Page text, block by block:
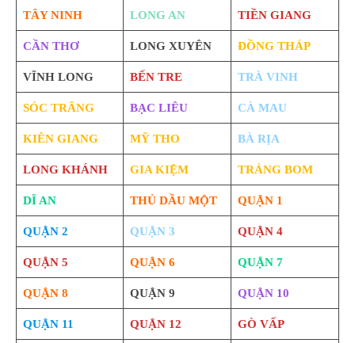
TÂY NINH LONG AN TIỀN GIANG
CẦN THƠ LONG XUYÊN ĐỒNG THÁP
VĨNH LONG BẾN TRE TRÀ VINH
SÓC TRĂNG BẠC LIÊU CÀ MAU
KIÊN GIANG MỸ THO BÀ RỊA
LONG KHÁNH GIA KIỆM TRẢNG BOM
DĨ AN THỦ DẦU MỘT QUẬN 1
QUẬN 2 QUẬN 3 QUẬN 4
QUẬN 5 QUẬN 6 QUẬN 7
QUẬN 8 QUẬN 9 QUẬN 10
QUẬN 11 QUẬN 12 GÒ VẤP